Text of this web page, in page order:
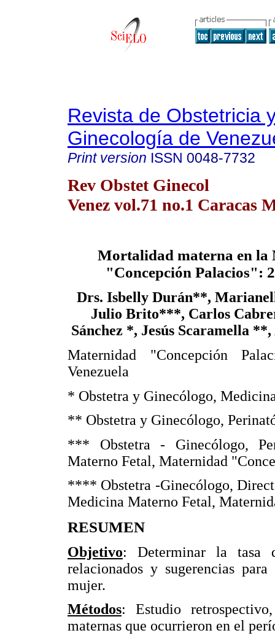
Revista de Obstetricia
Ginecología de
Print version ISSN 0048-7732
Rev Obstet Ginecol
Venez vol.71 no.1 Caracas
Mortalidad materna en la
"Concepción Palacios":
Drs. Isbelly Durán**,
Julio Brito***, Carlos
Sánchez *, Jesús Scaramella
Maternidad "Concepción
Venezuela
* Obstetra y Ginecólogo,
** Obstetra y Ginecólogo,
*** Obstetra - Ginecólogo,
Materno Fetal, Maternidad
**** Obstetra -Ginecólogo,
Medicina Materno Fetal,
RESUMEN
Objetivo: Determinar la tasa
relacionados y sugerencias
mujer.
Métodos: Estudio
maternas que ocurrieron en el